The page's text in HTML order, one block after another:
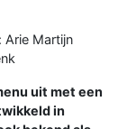
Arie Martijn
uit met een
in